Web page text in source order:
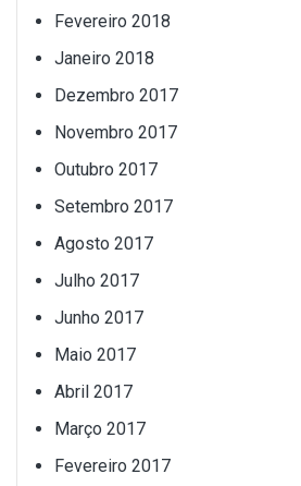
Fevereiro 2018
Janeiro 2018
Dezembro 2017
Novembro 2017
Outubro 2017
Setembro 2017
Agosto 2017
Julho 2017
Junho 2017
Maio 2017
Abril 2017
Março 2017
Fevereiro 2017